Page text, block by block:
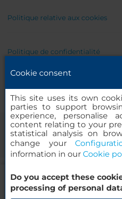
Politique relative aux cookies
Politique de confidentialité
© 2000-2026 MINOR HOTELS
120. 28003
Cookie consent
This site uses its own
parties to support
experience, personalise
content relating to your
statistical analysis on
change your
information in our Cookie
Do you accept these
processing of personal